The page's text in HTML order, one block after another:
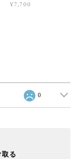
¥7,700
0
る